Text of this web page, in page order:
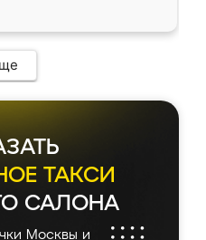
ТАКСИ
САЛОНА
Москвы и